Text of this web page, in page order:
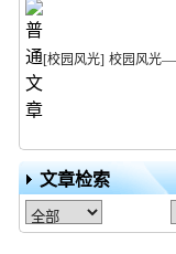
[校园风光] 校园风光
文章检索